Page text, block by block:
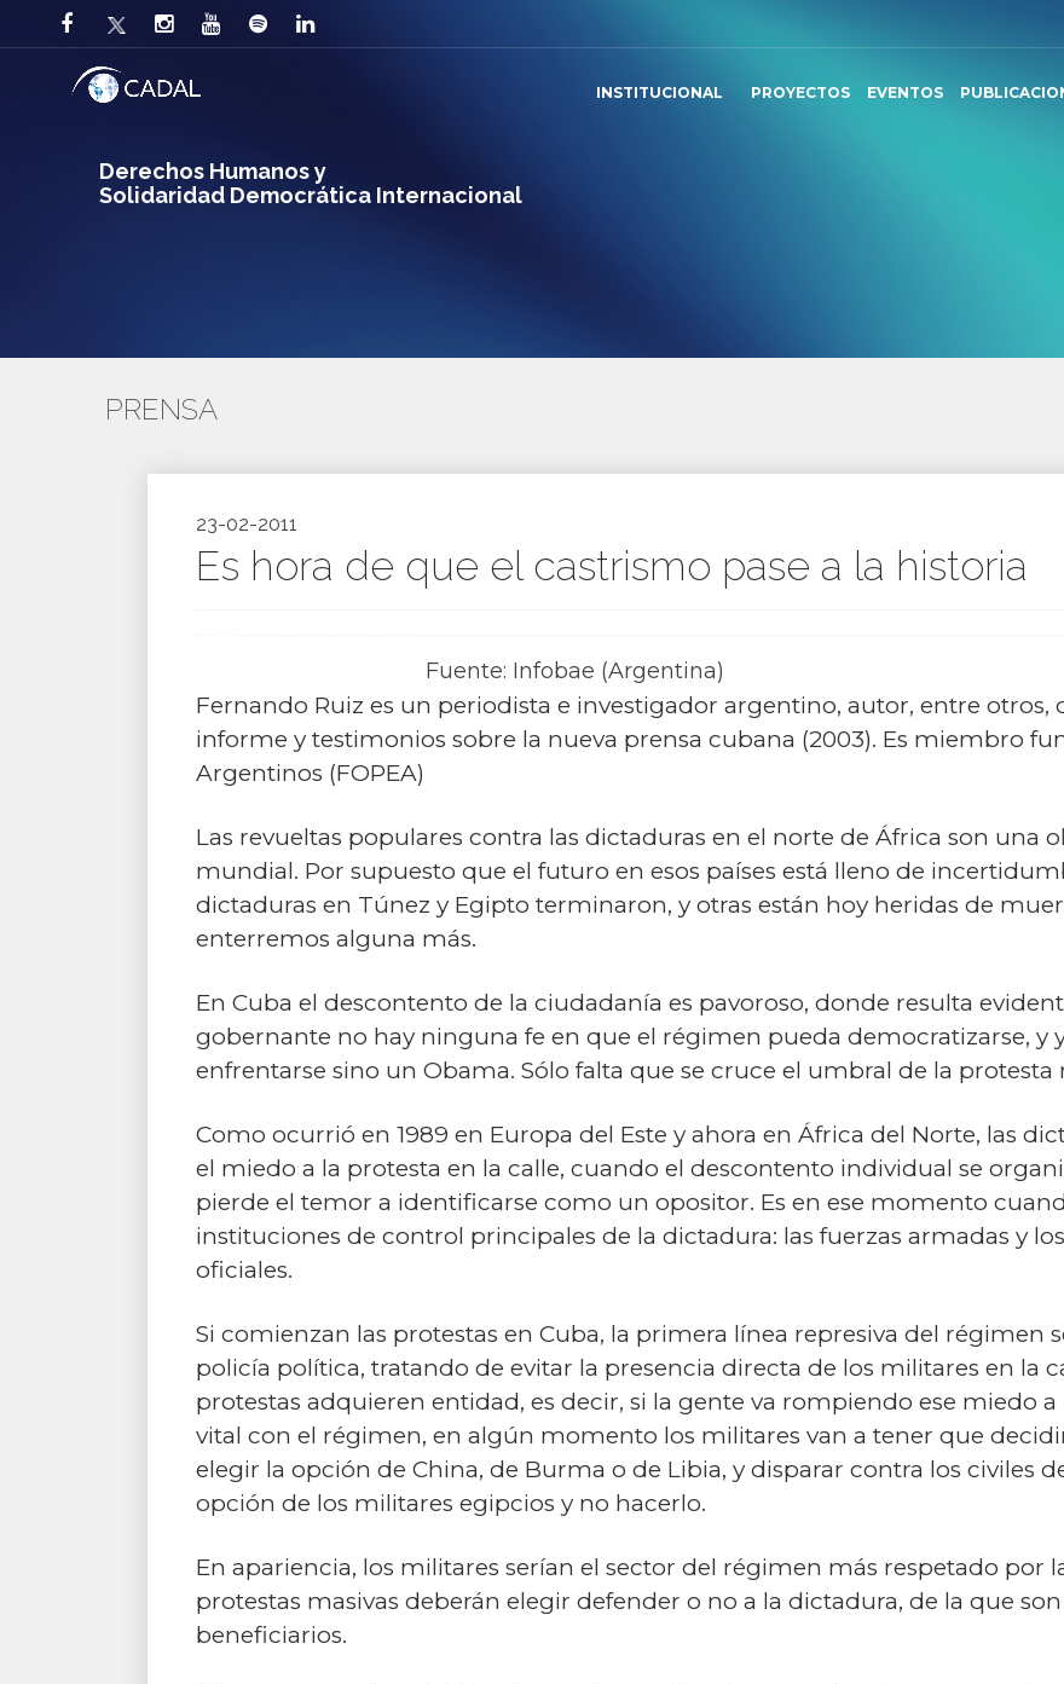
Derechos Humanos y
Solidaridad Democrática Internacional
INSTITUCIONAL PROYECTOS EVENTOS
PRENSA
23-02-2011
Es hora de que el castrismo pase a la historia
Fuente: Infobae (Argentina)
Fernando Ruiz es un periodista e investigador argentino, autor, entre otros,
informe y testimonios sobre la nueva prensa cubana (2003). Es miembro
Argentinos (FOPEA)
Las revueltas populares contra las dictaduras en el norte de África son una
mundial. Por supuesto que el futuro en esos países está lleno de
dictaduras en Túnez y Egipto terminaron, y otras están hoy heridas de
enterremos alguna más.
En Cuba el descontento de la ciudadanía es pavoroso, donde resulta
gobernante no hay ninguna fe en que el régimen pueda democratizarse, y
enfrentarse sino un Obama. Sólo falta que se cruce el umbral de la protesta
Como ocurrió en 1989 en Europa del Este y ahora en África del Norte, las
el miedo a la protesta en la calle, cuando el descontento individual se
pierde el temor a identificarse como un opositor. Es en ese momento
instituciones de control principales de la dictadura: las fuerzas armadas y
oficiales.
Si comienzan las protestas en Cuba, la primera línea represiva del régimen
policía política, tratando de evitar la presencia directa de los militares en la
protestas adquieren entidad, es decir, si la gente va rompiendo ese miedo
vital con el régimen, en algún momento los militares van a tener que
elegir la opción de China, de Burma o de Libia, y disparar contra los civiles
opción de los militares egipcios y no hacerlo.
En apariencia, los militares serían el sector del régimen más respetado por
protestas masivas deberán elegir defender o no a la dictadura, de la que
beneficiarios.